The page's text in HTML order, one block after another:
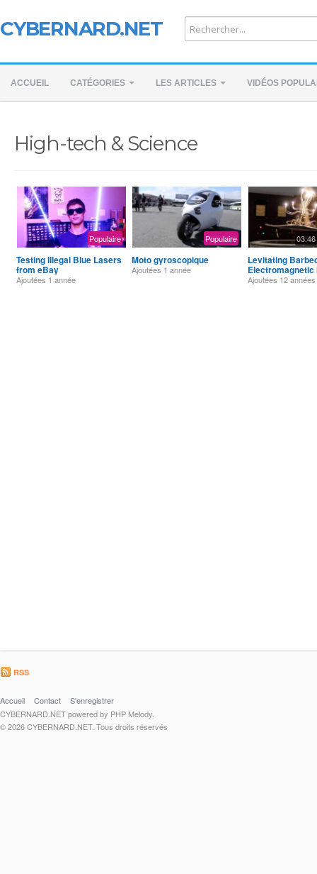
CYBERNARD.NET
ACCUEIL CATÉGORIES LES ARTICLES VIDÉOS
High-tech & Science
Populaire
Testing Illegal Blue Lasers
from eBay
Ajoutées 1 année
Populaire
Moto gyroscopique
Ajoutées 1 année
03:46
Levitating
Electromagnetic
Ajoutées 12 années
RSS
Accueil Contact
S'enregistrer
CYBERNARD.NET powered by PHP Melody.
© 2026 CYBERNARD.NET. Tous droits réservés